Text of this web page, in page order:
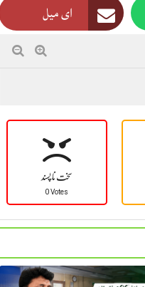
ای میل
سخت نا پسند
0 Votes